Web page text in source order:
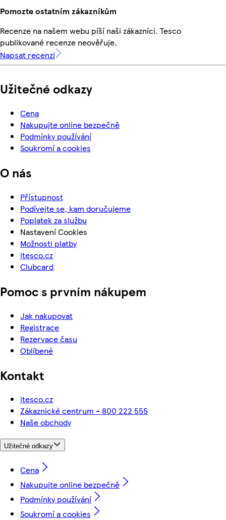
Pomozte ostatním zákazníkům
Recenze na našem webu píší naši zákazníci. Tesco
publikované recenze neověřuje.
Napsat recenzi
Užitečné odkazy
Cena
Nakupujte online bezpečně
Podmínky používání
Soukromí a cookies
O nás
Přístupnost
Podívejte se, kam doručujeme
Poplatek za službu
Nastavení Cookies
Možnosti platby
itesco.cz
Clubcard
Pomoc s prvním nákupem
Jak nakupovat
Registrace
Rezervace času
Oblíbené
Kontakt
itesco.cz
Zákaznické centrum - 800 222 555
Naše obchody
Užitečné odkazy
Cena
Nakupujte online bezpečně
Podmínky používání
Soukromí a cookies